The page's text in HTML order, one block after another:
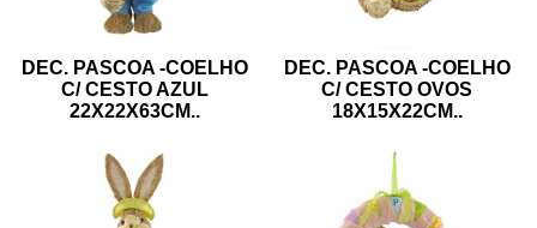
DEC. PASCOA -COELHO
C/ CESTO AZUL
22X22X63CM..
DEC. PASCOA -COELHO
C/ CESTO OVOS
18X15X22CM..